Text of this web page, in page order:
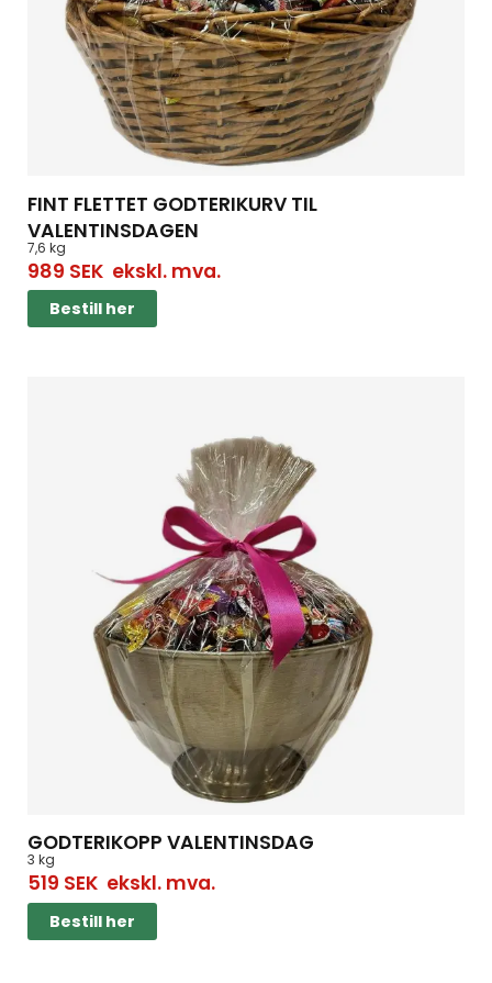
FINT FLETTET GODTERIKURV TIL
VALENTINSDAGEN
7,6 kg
989 SEKekskl. mva.
Bestill her
GODTERIKOPP VALENTINSDAG
3 kg
519 SEKekskl. mva.
Bestill her